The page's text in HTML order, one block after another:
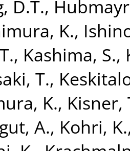
D.T.,
K.,
, Kashima, S.,
T.,
K., Kisner,
A., Kohri, K.